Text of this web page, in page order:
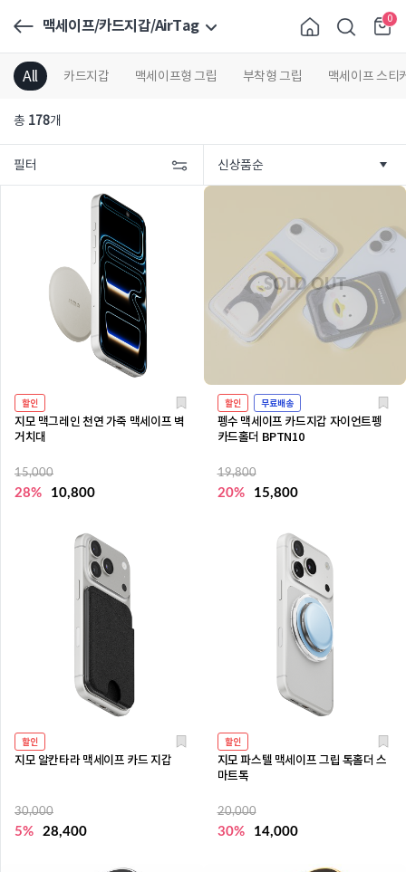
맥세이프/카드지갑/AirTag 0
All 카드지갑 맥세이프형 그립 부착형 그립 맥세이프 스티
총 178개
필터
할인
지모 맥그레인 천연 가죽 맥세이프 벽
거치대
15,000
28% 10,800
할인 무료배송
펭수 맥세이프 카드지갑 자이언트펭
카드홀더 BPTN10
19,800
20% 15,800
할인
지모 알칸타라 맥세이프 카드 지갑
30,000
5% 28,400
할인
지모 파스텔 맥세이프 그립 톡홀더 스
마트톡
20,000
30% 14,000